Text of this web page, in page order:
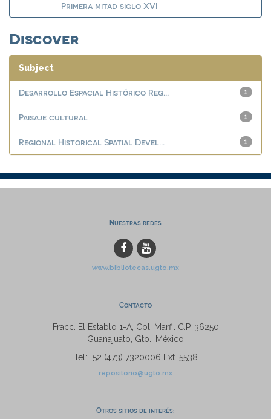
Primera mitad siglo XVI
Discover
Subject
1
Desarrollo Espacial Histórico Reg...
1
Paisaje cultural
1
Regional Historical Spatial Devel...
Nuestras redes
www.bibliotecas.ugto.mx
Contacto
Fracc. El Establo 1-A, Col. Marfil C.P. 36250
Guanajuato, Gto., México
Tel: +52 (473) 7320006 Ext. 5538
repositorio@ugto.mx
Otros sitios de interés: